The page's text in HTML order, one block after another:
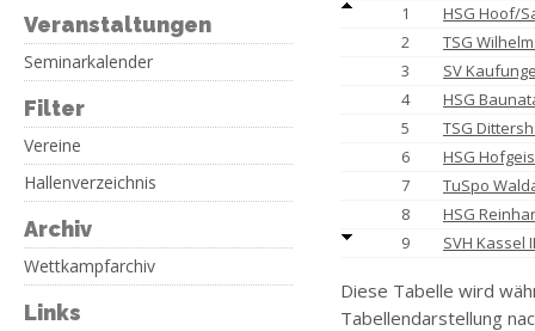
Veranstaltungen
Seminarkalender
Filter
Vereine
Hallenverzeichnis
Archiv
Wettkampfarchiv
Links
1
HSG Hoof/
2
TSG
3
SV
4
HSG
5
TSG
6
HSG
7
TuSpo
8
HSG
9
SVH Kassel II
Diese Tabelle wird
Tabellendarstellung